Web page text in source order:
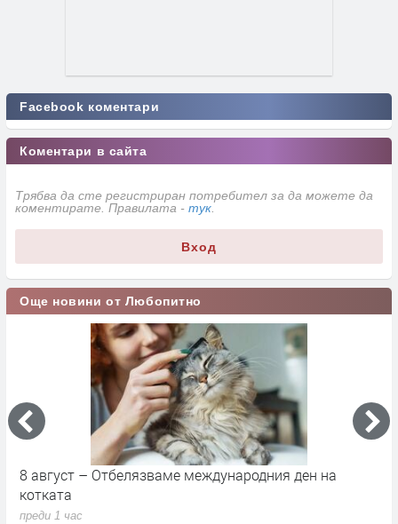
Facebook коментари
Коментари в сайта
Трябва да сте регистриран потребител за да можете да
коментирате. Правилата - тук
Вход
Още новини от Любопитно
8 август – Отбелязваме международния ден на
котката
преди 1 час